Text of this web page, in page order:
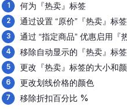
何为『热卖』标签
通过设置 “原价”『热卖』标签
通过 “指定商品” 优惠启用『
移除自动显示的『热卖』标签
更改『热卖』标签的大小和
更改划线价格的颜色
移除折扣百分比 %